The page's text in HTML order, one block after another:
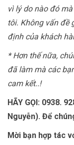
vì lý do nào đó
tôi. Không vấn đề
định của khách
* Hơn thế nữa,
đã làm mà các
cam kết..!
HÃY GỌI: 0938.
Nguyễn). Để
Mời bạn hợp tác